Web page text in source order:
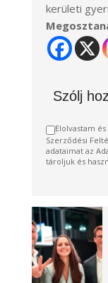
kerületi
Szólj
Elolvastam
Szerződési
adataimat az
tároljuk és